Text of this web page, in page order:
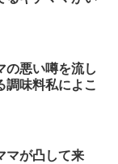
の悪い噂を流し
調味料私によこ
マが凸して来